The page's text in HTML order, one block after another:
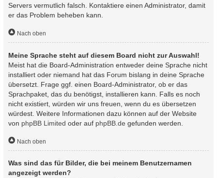
Servers vermutlich falsch. Kontaktiere einen Administrator, damit
er das Problem beheben kann.
Nach oben
Meine Sprache steht auf diesem Board nicht zur Auswahl!
Meist hat die Board-Administration entweder deine Sprache nicht
installiert oder niemand hat das Forum bislang in deine Sprache
übersetzt. Frage ggf. einen Board-Administrator, ob er das
Sprachpaket, das du benötigst, installieren kann. Falls es noch
nicht existiert, würden wir uns freuen, wenn du es übersetzen
würdest. Weitere Informationen dazu können auf der Website
von phpBB Limited oder auf phpBB.de gefunden werden.
Nach oben
Was sind das für Bilder, die bei meinem Benutzernamen
angezeigt werden?